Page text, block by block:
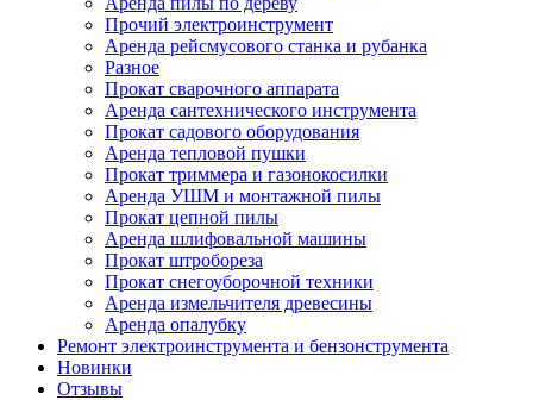
Прочий электроинструмент
Аренда рейсмусового станка и рубанка
Разное
Прокат сварочного аппарата
Аренда сантехнического инструмента
Прокат садового оборудования
Аренда тепловой пушки
Прокат триммера и газонокосилки
Аренда УШМ и монтажной пилы
Прокат цепной пилы
Аренда шлифовальной машины
Прокат штробореза
Прокат снегоуборочной техники
Аренда измельчителя древесины
Аренда опалубку
Ремонт электроинструмента и бензонструмента
Новинки
Отзывы